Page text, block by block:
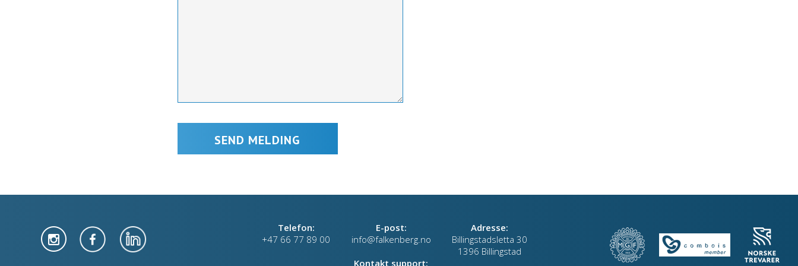
Telefon:
+47 66 77 89 00
E-post:
info@falkenberg.no
Kontakt support:
Adresse:
Billingstadsletta 30
1396 Billingstad